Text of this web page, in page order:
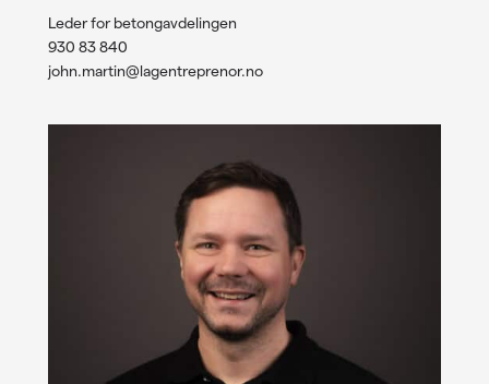
Leder for betongavdelingen
930 83 840
john.martin@lagentreprenor.no